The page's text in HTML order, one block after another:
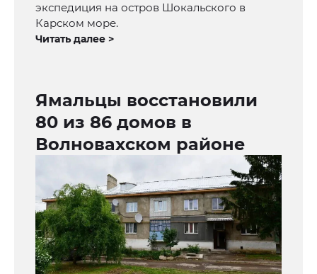
экспедиция на остров Шокальского в
Карском море.
Читать далее >
Ямальцы восстановили
80 из 86 домов в
Волновахском районе